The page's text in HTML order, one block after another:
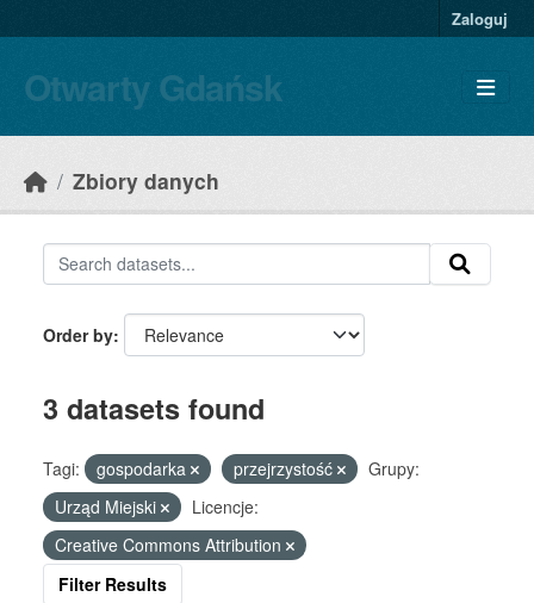
Zaloguj
Otwarty Gdańsk
Zbiory danych
Order by
3 datasets found
Tagi: gospodarka przejrzystość
Grupy:
Urząd Miejski
Licencje:
Creative Commons Attribution
Filter Results